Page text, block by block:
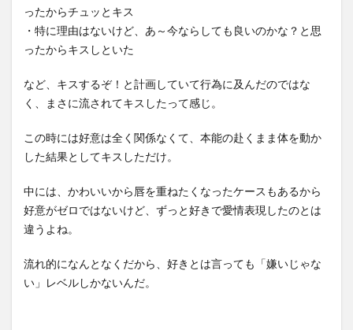
ったからチュッとキス
・特に理由はないけど、あ～今ならしても良いのかな？と思
ったからキスしといた
など、キスするぞ！と計画していて行為に及んだのではな
く、まさに流されてキスしたって感じ。
この時には好意は全く関係なくて、本能の赴くまま体を動か
した結果としてキスしただけ。
中には、かわいいから唇を重ねたくなったケースもあるから
好意がゼロではないけど、ずっと好きで愛情表現したのとは
違うよね。
流れ的になんとなくだから、好きとは言っても「嫌いじゃな
い」レベルしかないんだ。